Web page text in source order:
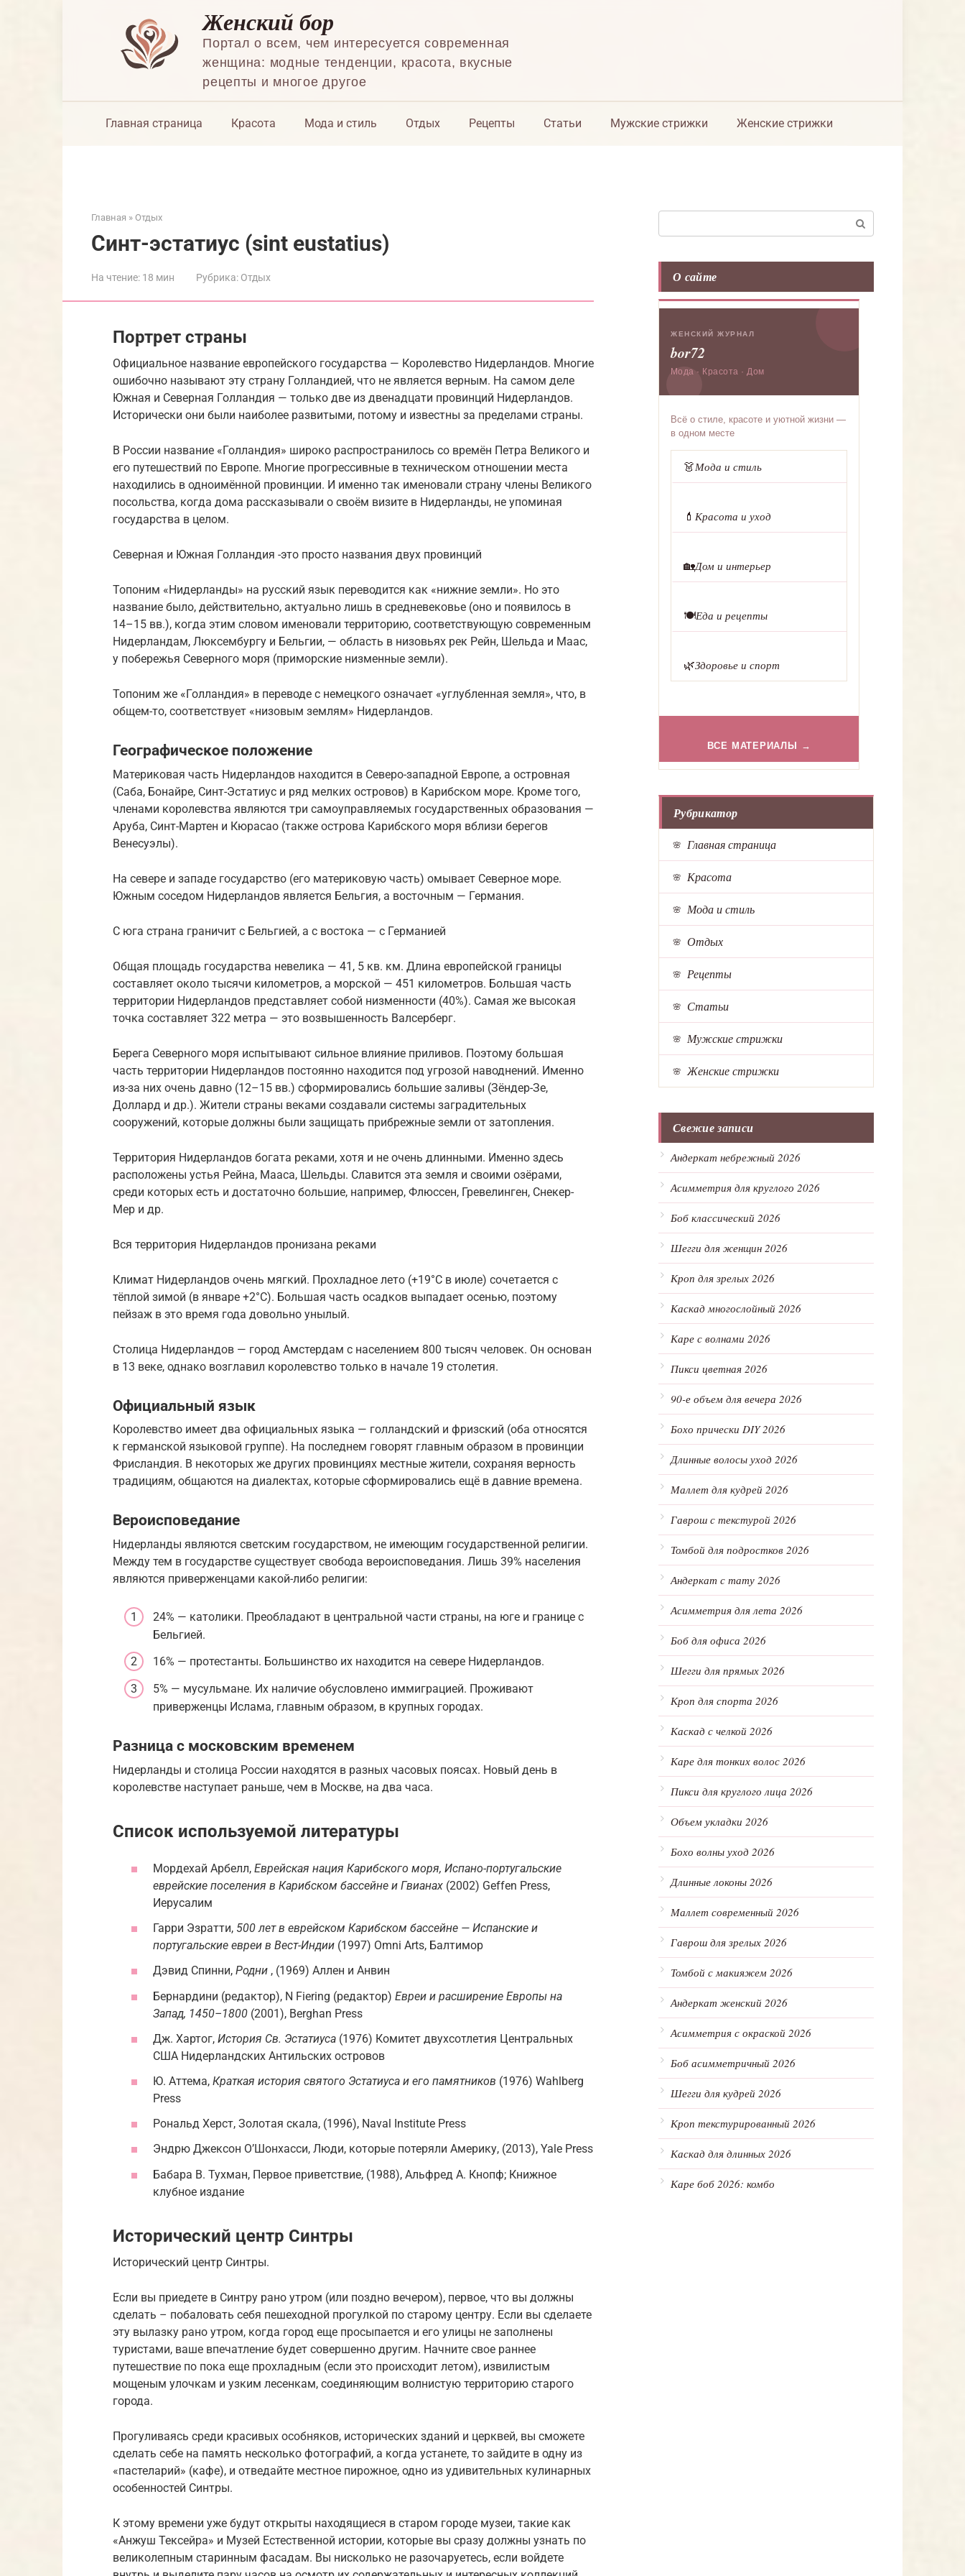
Женский бор
Портал о всем, чем интересуется современная
женщина: модные тенденции, красота, вкусные
рецепты и многое другое
Главная страница Красота Мода и стиль Отдых Рецепты Статьи Мужские стрижки Женские стрижки
Главная » Отдых
Синт-эстатиус (sint eustatius)
На чтение: 18 мин Рубрика: Отдых
Портрет страны
Официальное название европейского государства — Королевство Нидерландов. Многие
ошибочно называют эту страну Голландией, что не является верным. На самом деле
Южная и Северная Голландия — только две из двенадцати провинций Нидерландов.
Исторически они были наиболее развитыми, потому и известны за пределами страны.
В России название «Голландия» широко распространилось со времён Петра Великого и
его путешествий по Европе. Многие прогрессивные в техническом отношении места
находились в одноимённой провинции. И именно так именовали страну члены Великого
посольства, когда дома рассказывали о своём визите в Нидерланды, не упоминая
государства в целом.
Северная и Южная Голландия -это просто названия двух провинций
Топоним «Нидерланды» на русский язык переводится как «нижние земли». Но это
название было, действительно, актуально лишь в средневековье (оно и появилось в
14–15 вв.), когда этим словом именовали территорию, соответствующую современным
Нидерландам, Люксембургу и Бельгии, — область в низовьях рек Рейн, Шельда и Маас,
у побережья Северного моря (приморские низменные земли).
Топоним же «Голландия» в переводе с немецкого означает «углубленная земля», что, в
общем-то, соответствует «низовым землям» Нидерландов.
Географическое положение
Материковая часть Нидерландов находится в Северо-западной Европе, а островная
(Саба, Бонайре, Синт-Эстатиус и ряд мелких островов) в Карибском море. Кроме того,
членами королевства являются три самоуправляемых государственных образования —
Аруба, Синт-Мартен и Кюрасао (также острова Карибского моря вблизи берегов
Венесуэлы).
На севере и западе государство (его материковую часть) омывает Северное море.
Южным соседом Нидерландов является Бельгия, а восточным — Германия.
С юга страна граничит с Бельгией, а с востока — с Германией
Общая площадь государства невелика — 41, 5 кв. км. Длина европейской границы
составляет около тысячи километров, а морской — 451 километров. Большая часть
территории Нидерландов представляет собой низменности (40%). Самая же высокая
точка составляет 322 метра — это возвышенность Валсерберг.
Берега Северного моря испытывают сильное влияние приливов. Поэтому большая
часть территории Нидерландов постоянно находится под угрозой наводнений. Именно
из-за них очень давно (12–15 вв.) сформировались большие заливы (Зёндер-Зе,
Доллард и др.). Жители страны веками создавали системы заградительных
сооружений, которые должны были защищать прибрежные земли от затопления.
Территория Нидерландов богата реками, хотя и не очень длинными. Именно здесь
расположены устья Рейна, Мааса, Шельды. Славится эта земля и своими озёрами,
среди которых есть и достаточно большие, например, Флюссен, Гревелинген, Снекер-
Мер и др.
Вся территория Нидерландов пронизана реками
Климат Нидерландов очень мягкий. Прохладное лето (+19°С в июле) сочетается с
тёплой зимой (в январе +2°С). Большая часть осадков выпадает осенью, поэтому
пейзаж в это время года довольно унылый.
Столица Нидерландов — город Амстердам с населением 800 тысяч человек. Он основан
в 13 веке, однако возглавил королевство только в начале 19 столетия.
Официальный язык
Королевство имеет два официальных языка — голландский и фризский (оба относятся
к германской языковой группе). На последнем говорят главным образом в провинции
Фрисландия. В некоторых же других провинциях местные жители, сохраняя верность
традициям, общаются на диалектах, которые сформировались ещё в давние времена.
Вероисповедание
Нидерланды являются светским государством, не имеющим государственной религии.
Между тем в государстве существует свобода вероисповедания. Лишь 39% населения
являются приверженцами какой-либо религии:
24% — католики. Преобладают в центральной части страны, на юге и границе с
Бельгией.
16% — протестанты. Большинство их находится на севере Нидерландов.
5% — мусульмане. Их наличие обусловлено иммиграцией. Проживают
приверженцы Ислама, главным образом, в крупных городах.
Разница с московским временем
Нидерланды и столица России находятся в разных часовых поясах. Новый день в
королевстве наступает раньше, чем в Москве, на два часа.
Список используемой литературы
Мордехай Арбелл, Еврейская нация Карибского моря, Испано-португальские
еврейские поселения в Карибском бассейне и Гвианах (2002) Geffen Press,
Иерусалим
Гарри Эзратти, 500 лет в еврейском Карибском бассейне — Испанские и
португальские евреи в Вест-Индии (1997) Omni Arts, Балтимор
Дэвид Спинни, Родни , (1969) Аллен и Анвин
Бернардини (редактор), N Fiering (редактор) Евреи и расширение Европы на
Запад, 1450–1800 (2001), Berghan Press
Дж. Хартог, История Св. Эстатиуса (1976) Комитет двухсотлетия Центральных
США Нидерландских Антильских островов
Ю. Аттема, Краткая история святого Эстатиуса и его памятников (1976) Wahlberg
Press
Рональд Херст, Золотая скала, (1996), Naval Institute Press
Эндрю Джексон О’Шонхасси, Люди, которые потеряли Америку, (2013), Yale Press
Бабара В. Тухман, Первое приветствие, (1988), Альфред А. Кнопф; Книжное
клубное издание
Исторический центр Синтры
Исторический центр Синтры.
Если вы приедете в Синтру рано утром (или поздно вечером), первое, что вы должны
сделать – побаловать себя пешеходной прогулкой по старому центру. Если вы сделаете
эту вылазку рано утром, когда город еще просыпается и его улицы не заполнены
туристами, ваше впечатление будет совершенно другим. Начните свое раннее
путешествие по пока еще прохладным (если это происходит летом), извилистым
мощеным улочкам и узким лесенкам, соединяющим волнистую территорию старого
города.
Прогуливаясь среди красивых особняков, исторических зданий и церквей, вы сможете
сделать себе на память несколько фотографий, а когда устанете, то зайдите в одну из
«пастеларий» (кафе), и отведайте местное пирожное, одно из удивительных кулинарных
особенностей Синтры.
К этому времени уже будут открыты находящиеся в старом городе музеи, такие как
«Анжуш Тексейра» и Музей Естественной истории, которые вы сразу должны узнать по
великолепным старинным фасадам. Вы нисколько не разочаруетесь, если войдете
О сайте
ЖЕНСКИЙ ЖУРНАЛ
bor72
Мода · Красота · Дом
Всё о стиле, красоте и уютной жизни —
в одном месте
👗Мода и стиль
💄 Красота и уход
🏡Дом и интерьер
🍽️Еда и рецепты
🌿Здоровье и спорт
ВСЕ МАТЕРИАЛЫ →
Рубрикатор
Главная страница
Красота
Мода и стиль
Отдых
Рецепты
Статьи
Мужские стрижки
Женские стрижки
Свежие записи
Андеркат небрежный 2026
Асимметрия для круглого 2026
Боб классический 2026
Шегги для женщин 2026
Кроп для зрелых 2026
Каскад многослойный 2026
Каре с волнами 2026
Пикси цветная 2026
90-е объем для вечера 2026
Бохо прически DIY 2026
Длинные волосы уход 2026
Маллет для кудрей 2026
Гаврош с текстурой 2026
Томбой для подростков 2026
Андеркат с тату 2026
Асимметрия для лета 2026
Боб для офиса 2026
Шегги для прямых 2026
Кроп для спорта 2026
Каскад с челкой 2026
Каре для тонких волос 2026
Пикси для круглого лица 2026
Объем укладки 2026
Бохо волны уход 2026
Длинные локоны 2026
Маллет современный 2026
Гаврош для зрелых 2026
Томбой с макияжем 2026
Андеркат женский 2026
Асимметрия с окраской 2026
Боб асимметричный 2026
Шегги для кудрей 2026
Кроп текстурированный 2026
Каскад для длинных 2026
Каре боб 2026: комбо